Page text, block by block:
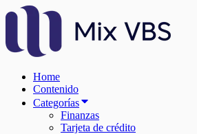
Home
Contenido
Categorías
Finanzas
Tarjeta de crédito